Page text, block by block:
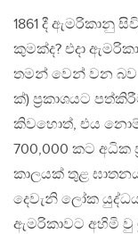
1861 දී ඇමරිකානු
කුමක්ද? එදා
තමන් වෙන් වන බව
ක්) ප‍්‍රකාශයට
කිවහොත්, එය
700,000 කට අධික
කාලයක් තුළ
දෙවැනි ලෝක
ඇමරිකාවට අහිමි වු